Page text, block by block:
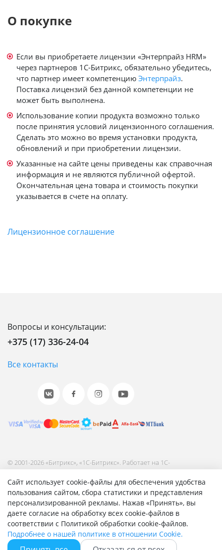
Сайт использует cookie-файлы для обеспечения удобства
пользования сайтом, сбора статистики и представления
персонализированной рекламы. Нажав «Принять», вы
даете согласие на обработку всех cookie-файлов в
соответствии с Политикой обработки cookie-файлов.
Подробнее о нашей политике в отношении Cookie.
О покупке
Если вы приобретаете лицензии «Энтерпрайз HRM»
через партнеров 1С-Битрикс, обязательно убедитесь,
что партнер имеет компетенциюЭнтерпрайз.
Поставка лицензий без данной компетенции не
может быть выполнена.
Использование копии продукта возможно только
после принятия условий лицензионного соглашения.
Сделать это можно во время установки продукта,
обновлений и при приобретении лицензии.
Указанные на сайте цены приведены как справочная
информация и не являются публичной офертой.
Окончательная цена товара и стоимость покупки
указывается в счете на оплату.
Лицензионное соглашение
Вопросы и консультации:
+375 (17) 336-24-04
Все контакты
© 2001-2026 «Битрикс», «1С-Битрикс». Работает на 1С-
Согласие на обработку персональных данных
Отзыв согласия на обработку персональных данных
Политика обработки персональных данных
Соглашение об использовании сайта